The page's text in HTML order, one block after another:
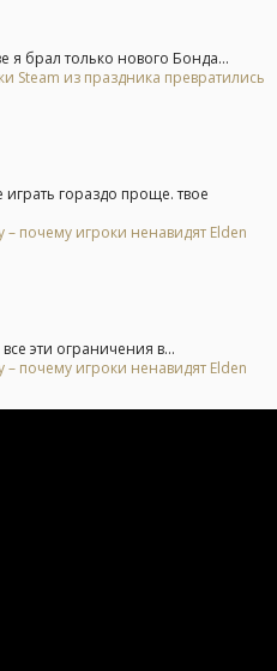
я брал только нового Бонда...
Steam из праздника превратились
играть гораздо проще. твое
– почему игроки ненавидят Elden
эти ограничения в...
– почему игроки ненавидят Elden